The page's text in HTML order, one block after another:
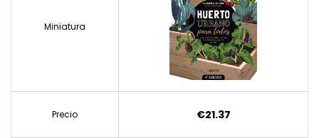
Miniatura
Precio €21.37